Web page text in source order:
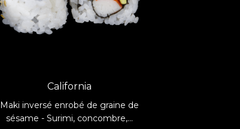
California
Maki inversé enrobé de graine de
sésame - Surimi, concombre,...